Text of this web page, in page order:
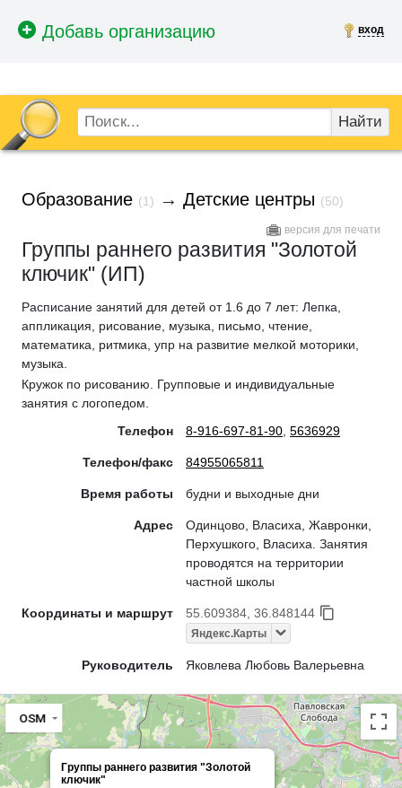
вход
Найти
Образование (1) → Детские центры (50)
версия для печати
Группы раннего развития "Золотой
ключик" (ИП)
Расписание занятий для детей от 1.6 до 7 лет: Лепка,
аппликация, рисование, музыка, письмо, чтение,
математика, ритмика, упр на развитие мелкой моторики,
музыка.
Кружок по рисованию. Групповые и индивидуальные
занятия с логопедом.
Телефон
8-916-697-81-90, 5636929
Телефон/факс 84955065811
Время работы будни и выходные дни
Адрес
Одинцово, Власиха, Жавронки,
Перхушкого, Власиха. Занятия
проводятся на территории
частной школы
Координаты и маршрут 55.609384, 36.848144
Яндекс.Карты
Руководитель Яковлева Любовь Валерьевна
Группы раннего развития "Золотой
ключик"
OSM